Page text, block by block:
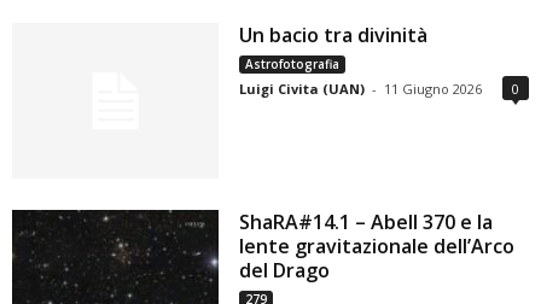
Un bacio tra divinità
Astrofotografia
Luigi Civita (UAN) - 11 Giugno 2026 0
ShaRA#14.1 – Abell 370 e la
lente gravitazionale dell’Arco
del Drago
279